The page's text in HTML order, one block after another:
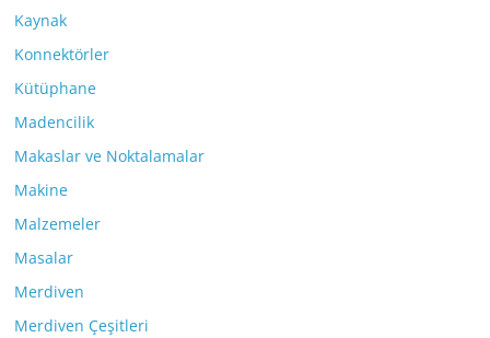
Kaynak
Konnektörler
Kütüphane
Madencilik
Makaslar ve Noktalamalar
Makine
Malzemeler
Masalar
Merdiven
Merdiven Çeşitleri